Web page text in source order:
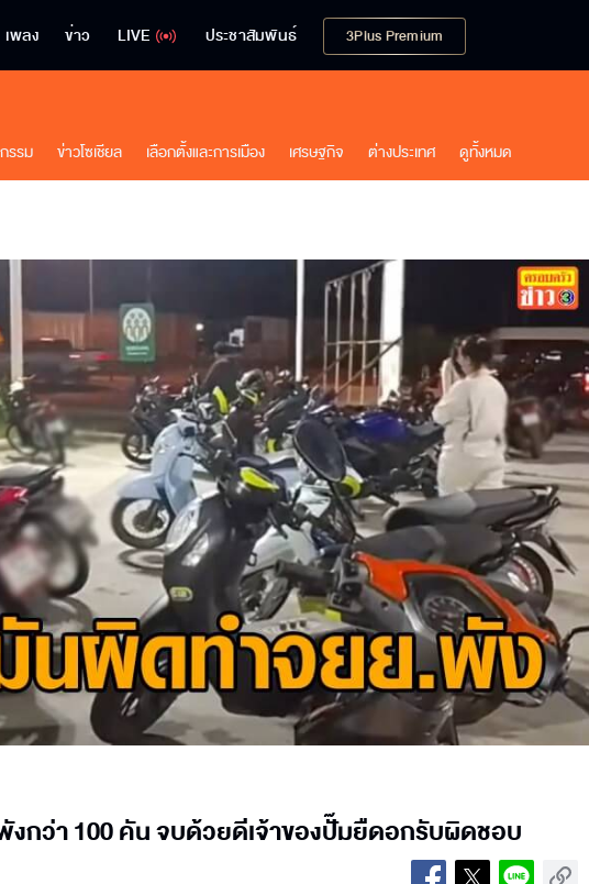
เพลง ข่าว LIVE ประชาสัมพันธ์ 3Plus Premium
รรม ข่าวโซเชียล เลือกตั้งและการเมือง เศรษฐกิจ ต่างประเทศ ดูทั้งหมด
กว่า 100 คัน จบด้วยดีเจ้าของปั๊มยืดอกรับผิดชอบ